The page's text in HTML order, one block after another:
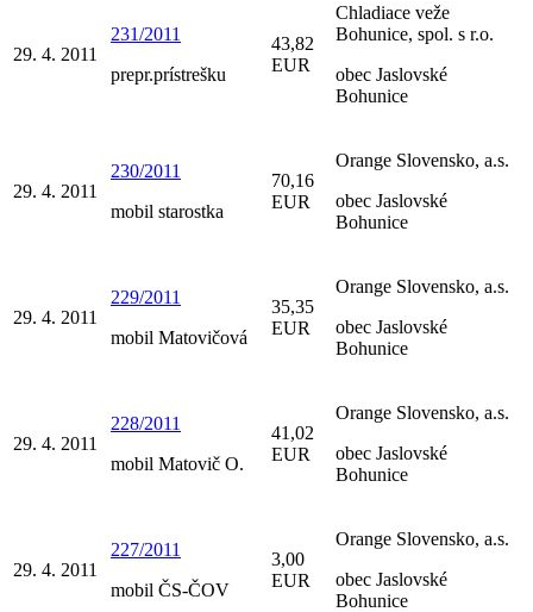
29. 4. 2011
231/2011
prepr.prístrešku
43,82
EUR
Chladiace veže
Bohunice, spol. s r.o.
obec Jaslovské
Bohunice
29. 4. 2011
230/2011
mobil starostka
70,16
EUR
Orange Slovensko, a.s.
obec Jaslovské
Bohunice
29. 4. 2011
229/2011
mobil Matovičová
35,35
EUR
Orange Slovensko, a.s.
obec Jaslovské
Bohunice
29. 4. 2011
228/2011
mobil Matovič O.
41,02
EUR
Orange Slovensko, a.s.
obec Jaslovské
Bohunice
29. 4. 2011
227/2011
mobil ČS-ČOV
3,00
EUR
Orange Slovensko, a.s.
obec Jaslovské
Bohunice